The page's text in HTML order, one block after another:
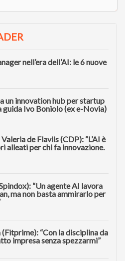
nell’era dell’AI: le 6 nuove
un innovation hub per startup
guida Ivo Boniolo (ex e-Novia)
de Flaviis (CDP): “L’AI è
alleati per chi fa innovazione.
“Un agente AI lavora
ma non basta ammirarlo per
“Con la disciplina da
impresa senza spezzarmi”